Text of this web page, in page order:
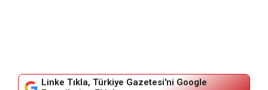
Linke Tıkla, Türkiye Gazetesi'ni Google